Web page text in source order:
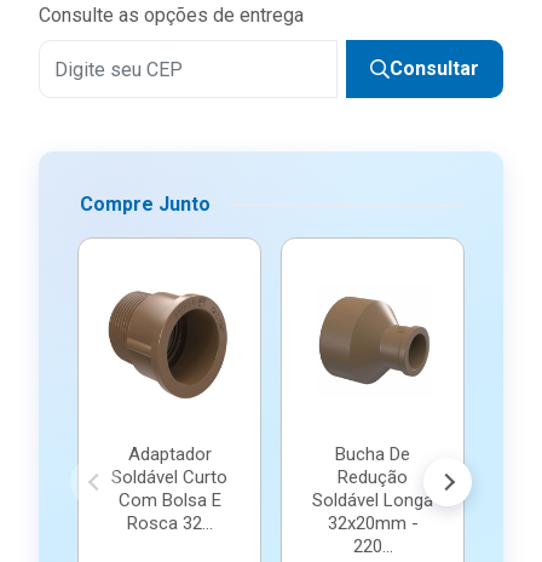
Consulte as opções de entrega
Consultar
Compre Junto
Adaptador
Soldável Curto
Com Bolsa E
Rosca 32...
Bucha De
Redução
Soldável Longa
32x20mm -
220...